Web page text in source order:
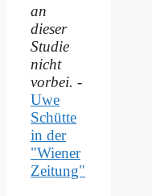
an
dieser
Studie
nicht
vorbei. -
Uwe
Schütte
in der
"Wiener
Zeitung"